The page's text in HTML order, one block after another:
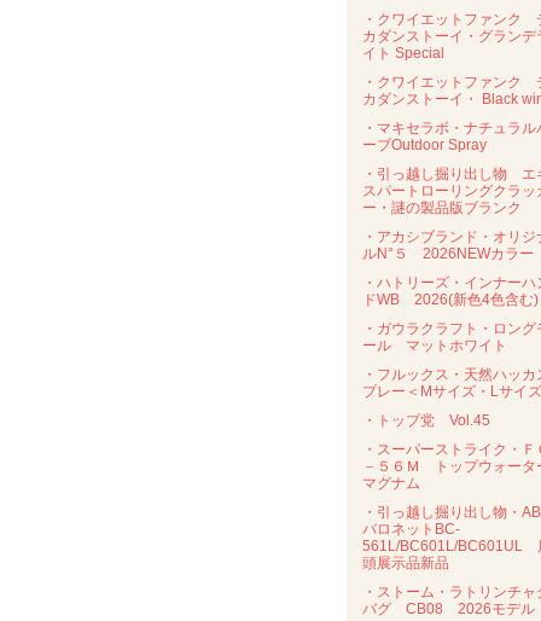
・クワイエットファンク
カダンストーイ・グランデ
イト Special
・クワイエットファンク
カダンストーイ・ Black
・マキセラボ・ナチュラル
ーブOutdoor Spray
・引っ越し掘り出し物 エ
スパートローリングクラッ
ー・謎の製品版ブランク
・アカシブランド・オリジ
ルN°５ 2026NEWカラー
・ハトリーズ・インナーハ
ドWB 2026(新色4色含む)
・ガウラクラフト・ロング
ール マットホワイト
・フルックス・天然ハッカ
プレー＜Mサイズ・Lサイ
・トップ党 Vol.45
・スーパーストライク・Ｆ
－５６Ｍ トップウォータ
マグナム
・引っ越し掘り出し物・
バロネットBC-
561L/BC601L/BC601UL
頭展示品新品
・ストーム・ラトリンチャ
バグ CB08 2026モデル